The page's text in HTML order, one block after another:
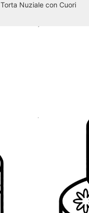
Torta Nuziale con Cuori